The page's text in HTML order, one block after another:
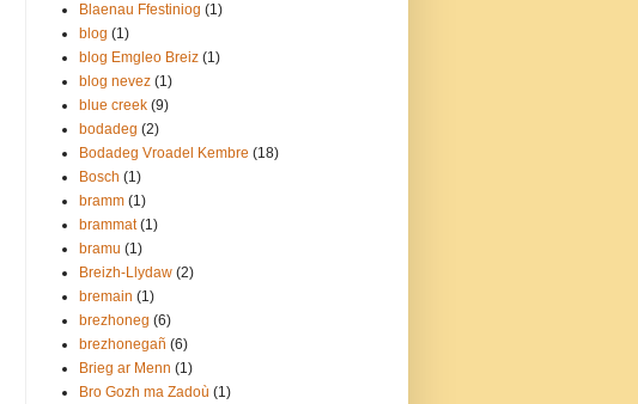
Blaenau Ffestiniog (1)
blog (1)
blog Emgleo Breiz (1)
blog nevez (1)
blue creek (9)
bodadeg (2)
Bodadeg Vroadel Kembre (18)
Bosch (1)
bramm (1)
brammat (1)
bramu (1)
Breizh-Llydaw (2)
bremain (1)
brezhoneg (6)
brezhonegañ (6)
Brieg ar Menn (1)
Bro Gozh ma Zadoù (1)